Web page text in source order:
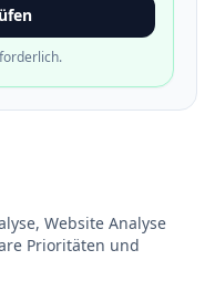
Website Analyse
Prioritäten und